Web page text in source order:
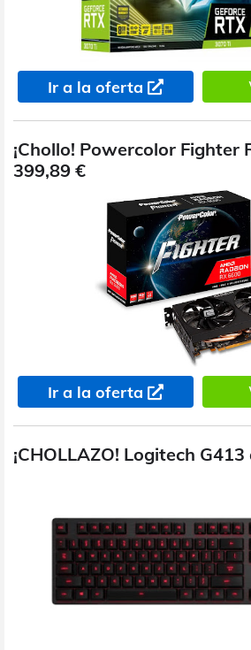
Ir a la oferta
¡Chollo! Powercolor Fighter
399,89 €
Ir a la oferta
¡CHOLLAZO! Logitech